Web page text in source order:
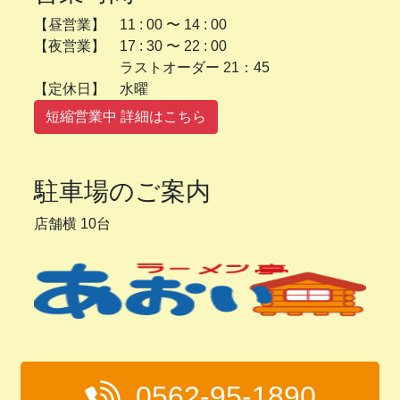
【昼営業】 11 : 00 〜 14 : 00
【夜営業】 17 : 30 〜 22 : 00
ラストオーダー 21：45
【定休日】 水曜
短縮営業中 詳細はこちら
駐車場のご案内
店舗横 10台